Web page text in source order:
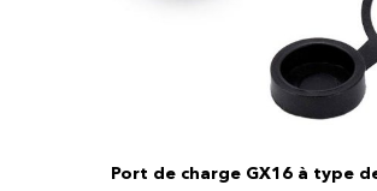
Port de charge GX16 à type